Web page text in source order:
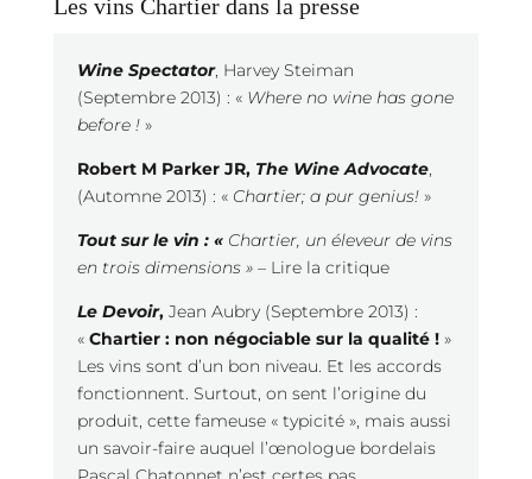
Les vins Chartier dans la presse
Wine Spectator, Harvey Steiman
(Septembre 2013) : « Where no wine has gone
before ! »
Robert M Parker JR,The Wine Advocate,
(Automne 2013) : « Chartier; a pur genius! »
Tout sur le vin : « Chartier, un éleveur de vins
en trois dimensions » – Lire la critique
Le Devoir, Jean Aubry (Septembre 2013) :
« Chartier : non négociable sur la qualité ! »
Les vins sont d’un bon niveau. Et les accords
fonctionnent. Surtout, on sent l’origine du
produit, cette fameuse « typicité », mais aussi
un savoir-faire auquel l’œnologue bordelais